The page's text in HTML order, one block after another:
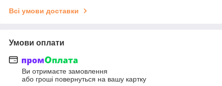
Всі умови доставки
Умови оплати
Ви отримаєте замовлення
або гроші повернуться на вашу картку